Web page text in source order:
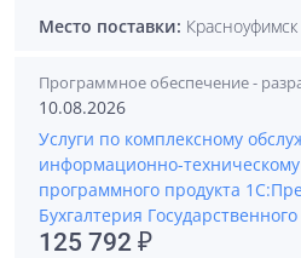
Место поставки: Красноуфимск
Программное обеспечение -
10.08.2026
Услуги по комплексному
информационно-
программного продукта
Бухгалтерия Государственного
125 792 ₽